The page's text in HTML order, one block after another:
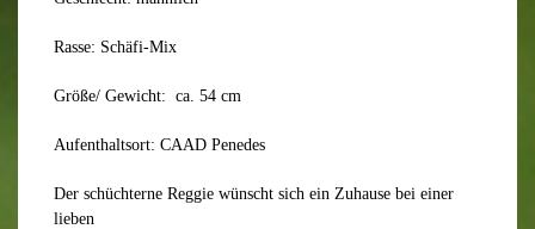
Rasse: Schäfi-Mix
Größe/ Gewicht: ca. 54 cm
Aufenthaltsort: CAAD Penedes
Der schüchterne Reggie wünscht sich ein Zuhause bei einer
lieben